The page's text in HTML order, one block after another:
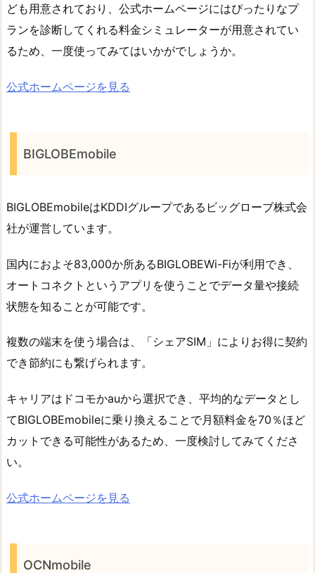
ども用意されており、公式ホームページにはぴったりなプ
ランを診断してくれる料金シミュレーターが用意されてい
るため、一度使ってみてはいかがでしょうか。
公式ホームページを見る
BIGLOBEmobile
BIGLOBEmobileはKDDIグループであるビッグローブ株式会
社が運営しています。
国内におよそ83,000か所あるBIGLOBEWi-Fiが利用でき、
オートコネクトというアプリを使うことでデータ量や接続
状態を知ることが可能です。
複数の端末を使う場合は、「シェアSIM」によりお得に契約
でき節約にも繋げられます。
キャリアはドコモかauから選択でき、平均的なデータとし
てBIGLOBEmobileに乗り換えることで月額料金を70％ほど
カットできる可能性があるため、一度検討してみてくださ
い。
公式ホームページを見る
OCNmobile